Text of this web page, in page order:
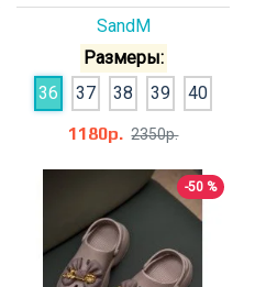
SandM
Размеры:
36
37 38 39
40
1180р. 2350р.
-50 %